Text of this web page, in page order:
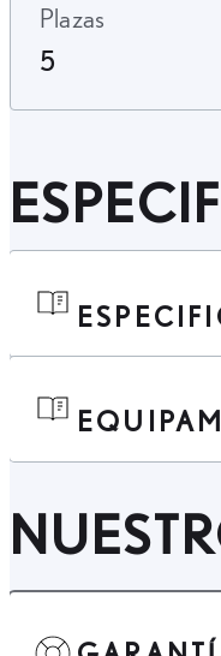
Plazas
5